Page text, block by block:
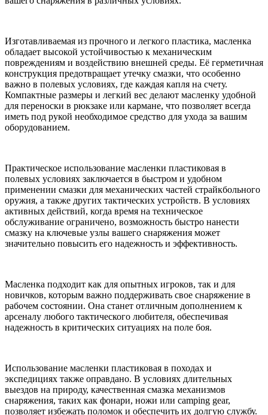
Изготавливаемая из прочного и легкого пластика, масленка
обладает высокой устойчивостью к механическим
повреждениям и воздействию внешней среды. Её герметичная
конструкция предотвращает утечку смазки, что особенно
важно в полевых условиях, где каждая капля на счету.
Компактные размеры и легкий вес делают масленку удобной
для переноски в рюкзаке или кармане, что позволяет всегда
иметь под рукой необходимое средство для ухода за вашим
оборудованием.
Практическое использование масленки пластиковая в
полевых условиях заключается в быстром и удобном
применении смазки для механических частей страйкбольного
оружия, а также других тактических устройств. В условиях
активных действий, когда время на техническое
обслуживание ограничено, возможность быстро нанести
смазку на ключевые узлы вашего снаряжения может
значительно повысить его надежность и эффективность.
Масленка подходит как для опытных игроков, так и для
новичков, которым важно поддерживать свое снаряжение в
рабочем состоянии. Она станет отличным дополнением к
арсеналу любого тактического любителя, обеспечивая
надежность в критических ситуациях на поле боя.
Использование масленки пластиковая в походах и
экспедициях также оправдано. В условиях длительных
выездов на природу, качественная смазка механизмов
снаряжения, таких как фонари, ножи или camping gear,
позволяет избежать поломок и обеспечить их долгую службу.